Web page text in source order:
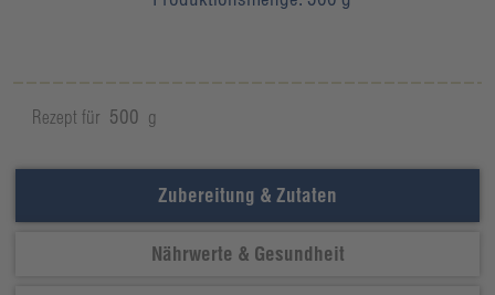
Rezept für 500 g
Zubereitung & Zutaten
Nährwerte & Gesundheit